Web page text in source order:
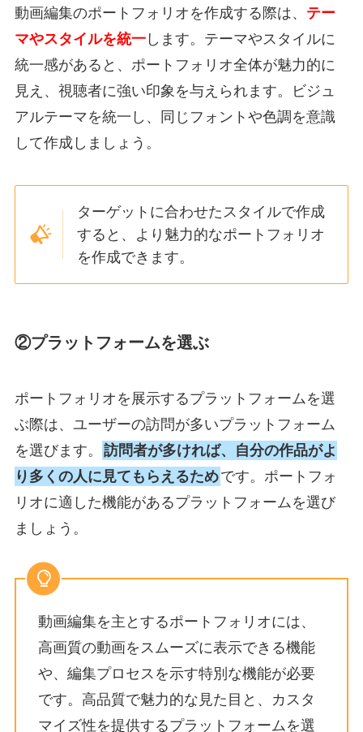
動画編集のポートフォリオを作成する際は、 テー
マやスタイルを統一します。 テーマやスタイルに
統一感があると、ポートフォリオ全体が魅力的に
見え、視聴者に強い印象を与えられます。
ビジュ
アルテーマを統一し、同じフォントや色調を意識
して作成しましょう。
ターゲットに合わせたスタイルで作成
すると、より魅力的なポートフォリオ
を作成できます。
②プラットフォームを選ぶ
ポートフォリオを展示するプラットフォームを選
ぶ際は、 ユーザーの訪問が多いプラットフォーム
を選びます。
訪問者が多ければ、自分の作品がよ
り多くの人に見てもらえるためです。ポートフォ
リオに適した機能があるプラットフォームを選び
ましょう。
動画編集を主とするポートフォリオには、
高画質の動画をスムーズに表示できる機能
や、編集プロセスを示す特別な機能が必要
です。高品質で魅力的な見た目と、カスタ
マイズ性を提供するプラットフォームを選